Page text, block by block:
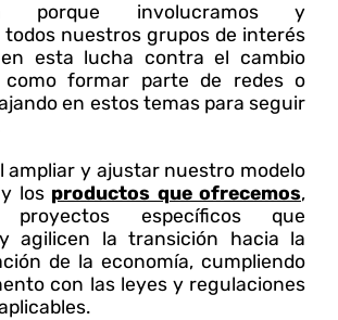
porque involucramos y
todos nuestros grupos de interés
esta lucha contra el cambio
como formar parte de redes o
en estos temas para seguir
ampliar y ajustar nuestro modelo
los productos que ofrecemos,
proyectos específicos que
agilicen la transición hacia la
de la economía, cumpliendo
con las leyes y regulaciones